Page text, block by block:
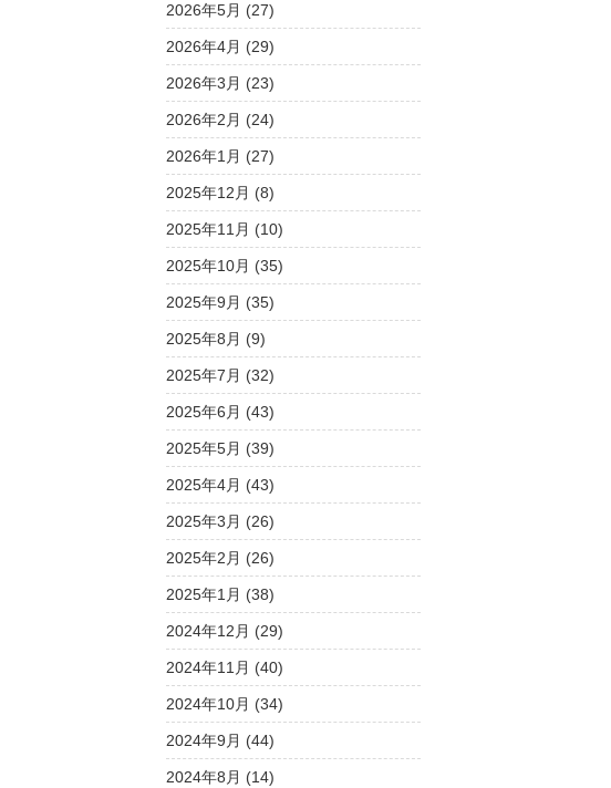
2026年5月 (27)
2026年4月 (29)
2026年3月 (23)
2026年2月 (24)
2026年1月 (27)
2025年12月 (8)
2025年11月 (10)
2025年10月 (35)
2025年9月 (35)
2025年8月 (9)
2025年7月 (32)
2025年6月 (43)
2025年5月 (39)
2025年4月 (43)
2025年3月 (26)
2025年2月 (26)
2025年1月 (38)
2024年12月 (29)
2024年11月 (40)
2024年10月 (34)
2024年9月 (44)
2024年8月 (14)